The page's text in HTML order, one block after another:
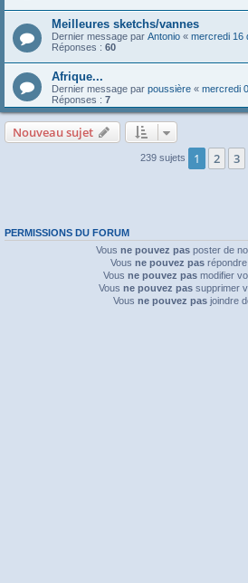
Meilleures sketchs/vannes
Dernier message par Antonio « mercredi 16
Réponses : 60
Afrique...
Dernier message par poussière « mercredi
Réponses : 7
Nouveau sujet
239 sujets 1 2 3
PERMISSIONS DU FORUM
Vous ne pouvez pas poster de
Vous ne pouvez pas
Vous ne pouvez pas modifier
Vous ne pouvez passupprimer
Vous ne pouvez pas joindre